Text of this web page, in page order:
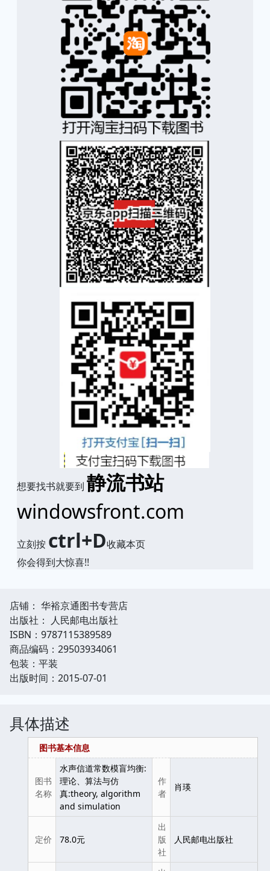
想要找书就要到 静流书站
windowsfront.com
立刻按 ctrl+D收藏本页
你会得到大惊喜!!
店铺： 华裕京通图书专营店
出版社： 人民邮电出版社
ISBN：9787115389589
商品编码：29503934061
包装：平装
出版时间：2015-07-01
具体描述
图书基本信息
图书
名称
水声信道常数模盲均衡:
理论、算法与仿
真:theory, algorithm
and simulation
作
者
肖瑛
定价 78.0元
出
版
社
人民邮电出版社